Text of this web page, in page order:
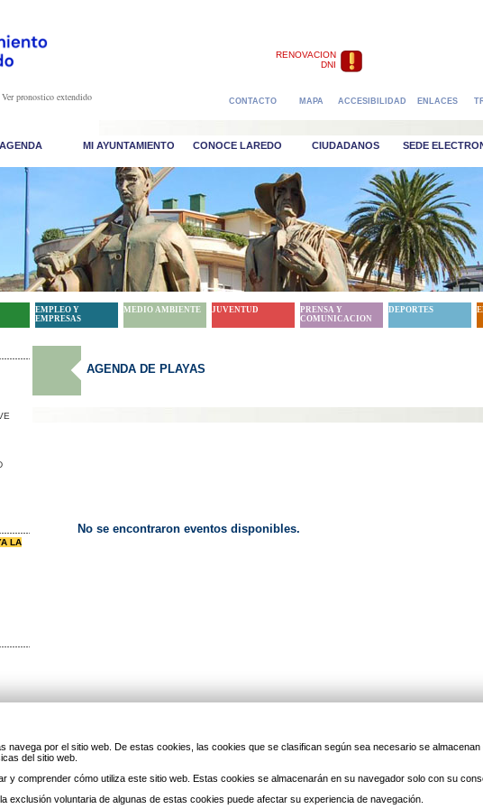
RENOVACION
DNI
Ver pronostico extendido CONTACTO MAPA ACCESIBILIDAD ENLACES
AGENDA MI AYUNTAMIENTO CONOCE LAREDO CIUDADANOS SEDE
EMPLEO Y
EMPRESAS
MEDIO AMBIENTE JUVENTUD
PRENSA Y
COMUNICACION
DEPORTES
LA
AGENDA DE PLAYAS
No se encontraron eventos disponibles.
Cookies
navega por el sitio web. De estas cookies, las cookies que se clasifican según sea necesario se
del sitio web.
y comprender cómo utiliza este sitio web. Estas cookies se almacenarán en su navegador solo con su
exclusión voluntaria de algunas de estas cookies puede afectar su experiencia de navegación.